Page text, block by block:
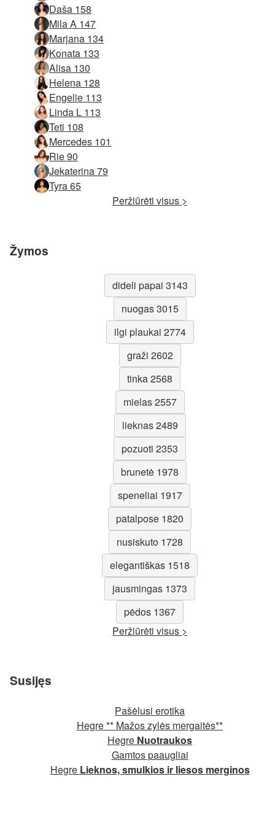
Daša 158
Mila A 147
Marjana 134
Konata 133
Alisa 130
Helena 128
Engelie 113
Linda L 113
Teti 108
Mercedes 101
Rie 90
Jekaterina 79
Tyra 65
Peržiūrėti visus >
Žymos
dideli papai 3143
nuogas 3015
ilgi plaukai 2774
graži 2602
tinka 2568
mielas 2557
lieknas 2489
pozuoti 2353
brunetė 1978
speneliai 1917
patalpose 1820
nusiskuto 1728
elegantiškas 1518
jausmingas 1373
pėdos 1367
Peržiūrėti visus >
Susijęs
Pašėlusi erotika
Hegre ** Mažos zylės mergaitės**
Hegre Nuotraukos
Gamtos paaugliai
Hegre Lieknos, smulkios ir liesos merginos